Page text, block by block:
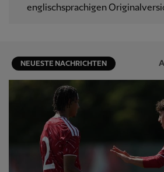
englischsprachigen
NEUESTE NACHRICHTEN